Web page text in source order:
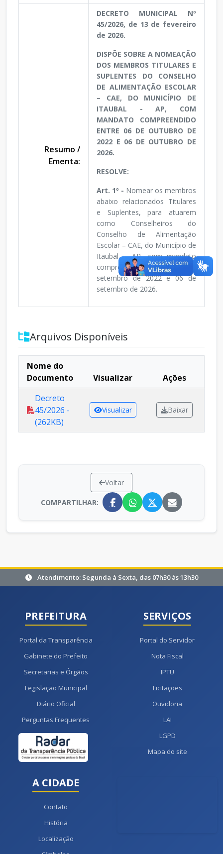
Resumo /
Ementa:
DECRETO MUNICIPAL Nº
45/2026, de 13 de fevereiro
de 2026.
DISPÕE SOBRE A NOMEAÇÃO
DOS MEMBROS TITULARES E
SUPLENTES DO CONSELHO
DE ALIMENTAÇÃO ESCOLAR
– CAE, DO MUNICÍPIO DE
ITAUBAL - AP, COM
MANDATO COMPREENDIDO
ENTRE 06 DE OUTUBRO DE
2022 E 06 DE OUTUBRO DE
2026.
RESOLVE:
Art. 1º - Nomear os membros
abaixo relacionados Titulares
e Suplentes, para atuarem
como Conselheiros do
Conselho de Alimentação
Escolar – CAE, do Município de
Itaubal – AP, com mandato
compreendido entre 06 de
setembro de 2022 e 06 de
setembro de 2026.
Arquivos Disponíveis
Nome do
Documento
Visualizar
Ações
Decreto
45/2026 -
(262KB)
Visualizar Baixar
Voltar
COMPARTILHAR:
Atendimento: Segunda à Sexta, das 07h30 às 13h30
PREFEITURA
Portal da Transparência
Gabinete do Prefeito
Secretarias e Órgãos
Legislação Municipal
Diário Oficial
Perguntas Frequentes
SERVIÇOS
Portal do Servidor
Nota Fiscal
IPTU
Licitações
Ouvidoria
LAI
LGPD
Mapa do site
A CIDADE
Contato
História
Localização